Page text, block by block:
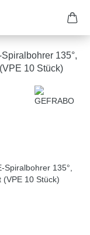
135°,
10 Stück)